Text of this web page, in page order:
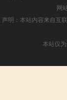
网
声明：本站内容来自互
本站仅